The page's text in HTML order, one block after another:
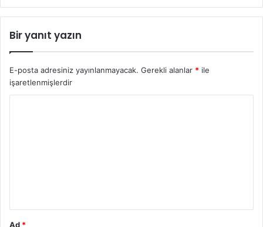
Bir yanıt yazın
E-posta adresiniz yayınlanmayacak. Gerekli alanlar * ile
işaretlenmişlerdir
Ad *